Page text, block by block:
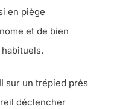
en piège
et de bien
sur un trépied près
déclencher